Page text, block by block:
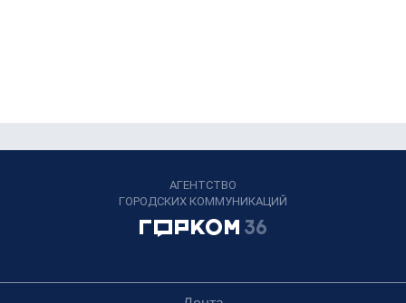
АГЕНТСТВО
ГОРОДСКИХ КОММУНИКАЦИЙ